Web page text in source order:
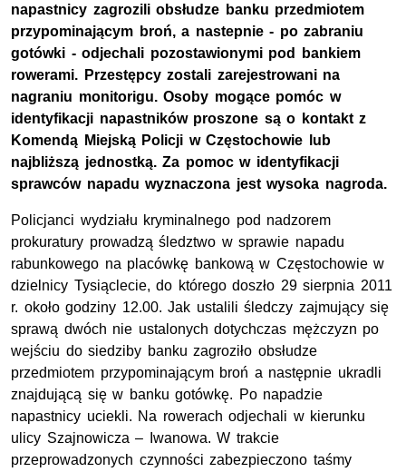
napastnicy zagrozili obsłudze banku przedmiotem
przypominającym broń, a nastepnie - po zabraniu
gotówki - odjechali pozostawionymi pod bankiem
rowerami. Przestępcy zostali zarejestrowani na
nagraniu monitorigu. Osoby mogące pomóc w
identyfikacji napastników proszone są o kontakt z
Komendą Miejską Policji w Częstochowie lub
najbliższą jednostką. Za pomoc w identyfikacji
sprawców napadu wyznaczona jest wysoka nagroda.
Policjanci wydziału kryminalnego pod nadzorem
prokuratury prowadzą śledztwo w sprawie napadu
rabunkowego na placówkę bankową w Częstochowie w
dzielnicy Tysiąclecie, do którego doszło 29 sierpnia 2011
r. około godziny 12.00. Jak ustalili śledczy zajmujący się
sprawą dwóch nie ustalonych dotychczas mężczyzn po
wejściu do siedziby banku zagroziło obsłudze
przedmiotem przypominającym broń a następnie ukradli
znajdującą się w banku gotówkę. Po napadzie
napastnicy uciekli. Na rowerach odjechali w kierunku
ulicy Szajnowicza – Iwanowa. W trakcie
przeprowadzonych czynności zabezpieczono taśmy